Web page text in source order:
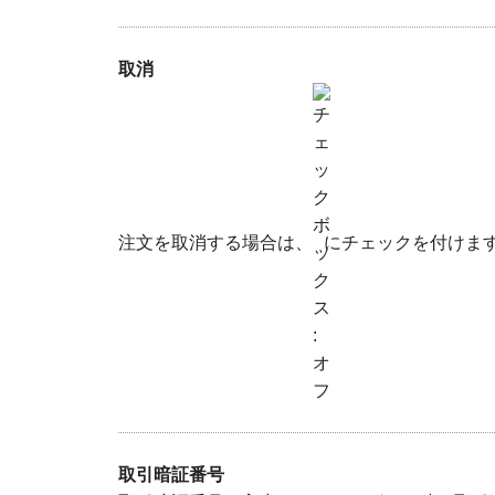
取消
注文を取消する場合は、 にチェックを付けま
取引暗証番号